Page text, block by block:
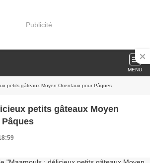
Publicité
MENU
petits gâteaux Moyen Orientaux pour Pâques